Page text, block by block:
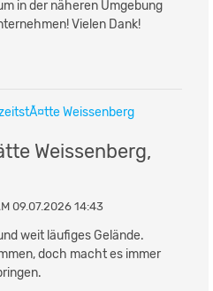
in der näheren Umgebung
Vielen Dank!
Weissenberg,
09.07.2026 14:43
weit läufiges Gelände.
doch macht es immer